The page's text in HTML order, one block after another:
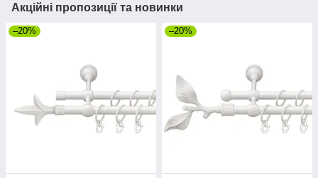
Акційні пропозиції та новинки
–20% –20%